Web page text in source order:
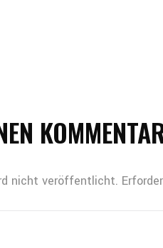
nicht veröffentlicht.